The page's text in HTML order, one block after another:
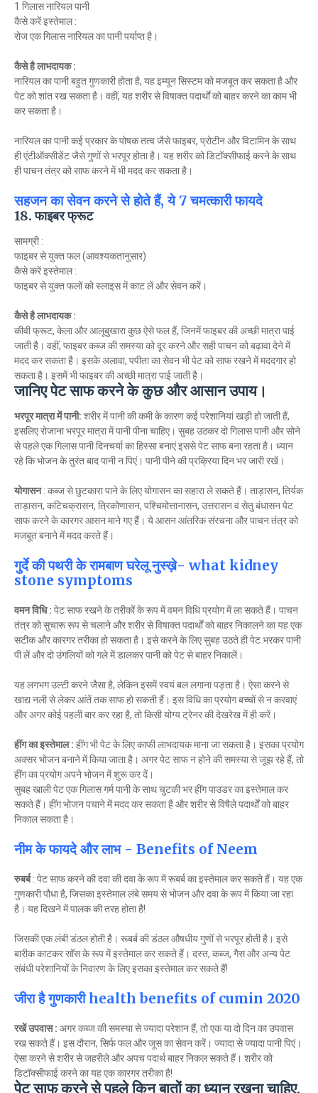
1 गिलास नारियल पानी
कैसे करें इस्तेमाल :
रोज एक गिलास नारियल का पानी पर्याप्त है।
कैसे है लाभदायक :
नारियल का पानी बहुत गुणकारी होता है, यह इम्यून सिस्टम को मजबूत कर सकता है और
पेट को शांत रख सकता है। वहीं, यह शरीर से विषाक्त पदार्थों को बाहर करने का काम भी
कर सकता है।
नारियल का पानी कई प्रकार के पोषक तत्व जैसे फाइबर, प्रोटीन और विटामिन के साथ
ही एंटीऑक्सीडेंट जैसे गुणों से भरपूर होता है। यह शरीर को डिटॉक्सीफाई करने के साथ
ही पाचन तंत्र को साफ करने में भी मदद कर सकता है।
सहजन का सेवन करने से होते हैं, ये 7 चमत्कारी फायदे
18. फाइबर फ्रूट
सामग्री :
फाइबर से युक्त फल (आवश्यकतानुसार)
कैसे करें इस्तेमाल :
फाइबर से युक्त फलों को स्लाइस में काट लें और सेवन करें।
कैसे है लाभदायक :
कीवी फ्रूट, केला और आलूबुखारा कुछ ऐसे फल हैं, जिनमें फाइबर की अच्छी मात्रा पाई
जाती है। वहीं, फाइबर कब्ज की समस्या को दूर करने और सही पाचन को बढ़ावा देने में
मदद कर सकता है। इसके अलावा, पपीता का सेवन भी पेट को साफ रखने में मददगार हो
सकता है। इसमें भी फाइबर की अच्छी मात्रा पाई जाती है।
जानिए पेट साफ करने के कुछ और आसान उपाय।
भरपूर मात्रा में पानी: शरीर में पानी की कमी के कारण कई परेशानियां खड़ी हो जाती हैं,
इसलिए रोजाना भरपूर मात्रा में पानी पीना चाहिए। सुबह उठकर दो गिलास पानी और सोने
से पहले एक गिलास पानी दिनचर्या का हिस्सा बनाएं इससे पेट साफ बना रहता है। ध्यान
रहे कि भोजन के तुरंत बाद पानी न पिएं। पानी पीने की प्रक्रिया दिन भर जारी रखें।
योगासन: कब्ज से छुटकारा पाने के लिए योगासन का सहारा ले सकते हैं। ताड़ासन, तिर्यक
ताड़ासन, कटिचक्रासन, त्रिकोणासन, पश्चिमोत्तानासन, उत्तरासन व सेतु बंधासन पेट
साफ करने के कारगर आसन माने गए हैं। ये आसन आंतरिक संरचना और पाचन तंत्र को
मजबूत बनाने में मदद करते हैं।
गुर्दे की पथरी के रामबाण घरेलू नुस्ख़े- what kidney
stone symptoms
वमन विधि : पेट साफ रखने के तरीकों के रूप में वमन विधि प्रयोग में ला सकते हैं। पाचन
तंत्र को सुचारू रूप से चलाने और शरीर से विषाक्त पदार्थों को बाहर निकालने का यह एक
सटीक और कारगर तरीका हो सकता है। इसे करने के लिए सुबह उठते ही पेट भरकर पानी
पी लें और दो उंगलियों को गले में डालकर पानी को पेट से बाहर निकालें।
यह लगभग उल्टी करने जैसा है, लेकिन इसमें स्वयं बल लगाना पड़ता है। ऐसा करने से
खाद्य नली से लेकर आंतें तक साफ हो सकती हैं। इस विधि का प्रयोग बच्चों से न करवाएं
और अगर कोई पहली बार कर रहा है, तो किसी योग्य ट्रेनर की देखरेख में ही करें।
हींग का इस्तेमाल : हींग भी पेट के लिए काफी लाभदायक माना जा सकता है। इसका प्रयोग
अक्सर भोजन बनाने में किया जाता है। अगर पेट साफ न होने की समस्या से जूझ रहे हैं, तो
हींग का प्रयोग अपने भोजन में शुरू कर दें।
सुबह खाली पेट एक गिलास गर्म पानी के साथ चुटकी भर हींग पाउडर का इस्तेमाल कर
सकते हैं। हींग भोजन पचाने में मदद कर सकता है और शरीर से विषैले पदार्थों को बाहर
निकाल सकता है।
नीम के फायदे और लाभ - Benefits of Neem
रुबर्ब: पेट साफ करने की दवा की दवा के रूप में रूबर्ब का इस्तेमाल कर सकते हैं। यह एक
गुणकारी पौधा है, जिसका इस्तेमाल लंबे समय से भोजन और दवा के रूप में किया जा रहा
है। यह दिखने में पालक की तरह होता है!
जिसकी एक लंबी डंठल होती है। रूबर्ब की डंठल औषधीय गुणों से भरपूर होती है। इसे
बारीक काटकर सॉस के रूप में इस्तेमाल कर सकते हैं। दस्त, कब्ज, गैस और अन्य पेट
संबंधी परेशानियों के निवारण के लिए इसका इस्तेमाल कर सकते हैं!
जीरा है गुणकारी health benefits of cumin 2020
रखें उपवास : अगर कब्ज की समस्या से ज्यादा परेशान हैं, तो एक या दो दिन का उपवास
रख सकते हैं। इस दौरान, सिर्फ फल और जूस का सेवन करें। ज्यादा से ज्यादा पानी पिएं।
ऐसा करने से शरीर से जहरीले और अपच पदार्थ बाहर निकल सकते हैं। शरीर को
डिटॉक्सीफाई करने का यह एक कारगर तरीका है!
पेट साफ करने से पहले किन बातों का ध्यान रखना चाहिए,